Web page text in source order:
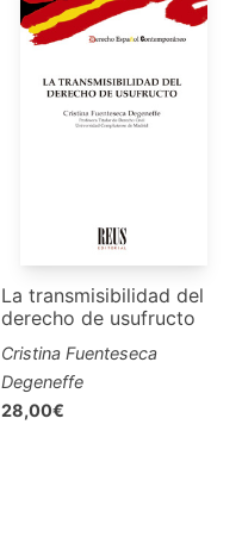
La transmisibilidad del
derecho de usufructo
Cristina Fuenteseca
Degeneffe
28,00€